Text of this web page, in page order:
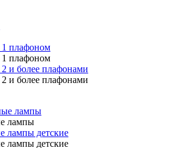
плафоном
плафоном
и более плафонами
и более плафонами
лампы
лампы
лампы детские
лампы детские